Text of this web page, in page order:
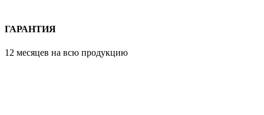
ГАРАНТИЯ
12 месяцев на всю продукцию